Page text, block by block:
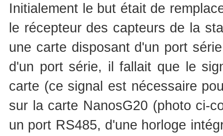
Initialement le but était de
le récepteur des capteurs de la
une carte disposant d'un port
d'un port série, il fallait que le
carte (ce signal est nécessaire
sur la carte NanosG20 (photo ci-
un port RS485, d'une horloge